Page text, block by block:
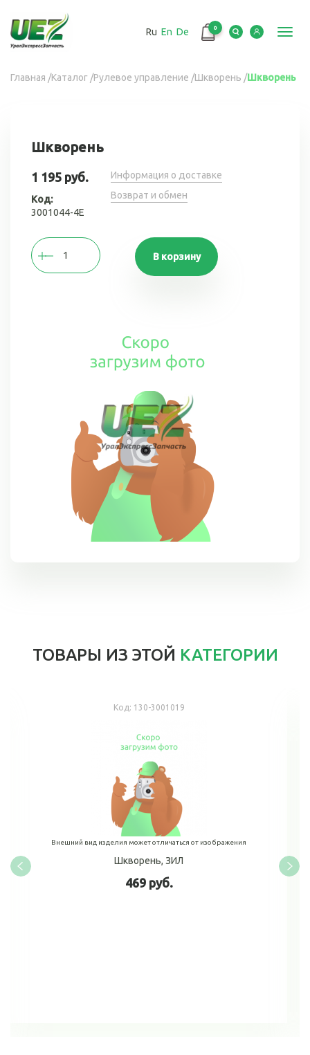
основному
содержанию
Ru En De 0
Вы
Главная /Каталог /Рулевое управление /Шкворень /Шкворень
Шкворень
1 195 руб.
Код:
3001044-4Е
Информация о доставке
Возврат и обмен
В корзину
ТОВАРЫ ИЗ ЭТОЙ КАТЕГОРИИ
Код: 130-3001019
Внешний вид изделия может отличаться от изображения
Шкворень, ЗИЛ
469 руб.